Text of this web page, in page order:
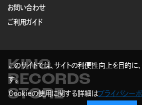
お問い合わせ
ご利用ガイド
KING
RECORDS
STORE
このサイトでは、サイトの利便性向上を目的に
す。
Cookieの使用に関する詳細はプライバシー